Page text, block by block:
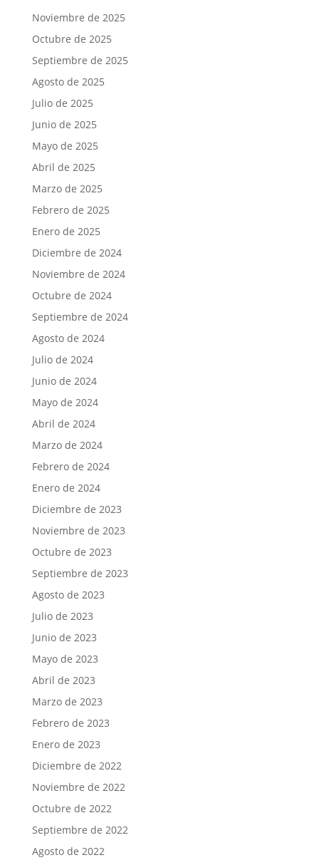
Noviembre de 2025
Octubre de 2025
Septiembre de 2025
Agosto de 2025
Julio de 2025
Junio de 2025
Mayo de 2025
Abril de 2025
Marzo de 2025
Febrero de 2025
Enero de 2025
Diciembre de 2024
Noviembre de 2024
Octubre de 2024
Septiembre de 2024
Agosto de 2024
Julio de 2024
Junio de 2024
Mayo de 2024
Abril de 2024
Marzo de 2024
Febrero de 2024
Enero de 2024
Diciembre de 2023
Noviembre de 2023
Octubre de 2023
Septiembre de 2023
Agosto de 2023
Julio de 2023
Junio de 2023
Mayo de 2023
Abril de 2023
Marzo de 2023
Febrero de 2023
Enero de 2023
Diciembre de 2022
Noviembre de 2022
Octubre de 2022
Septiembre de 2022
Agosto de 2022